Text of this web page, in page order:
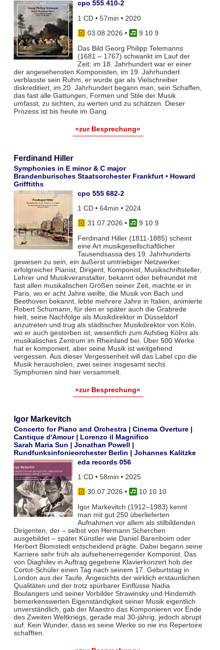
cpo 555 410-2
1 CD • 57min • 2020
03.08.2026 •
9 10 9
Das Bild Georg Philipp Telemanns
(1681 – 1767) schwankt im Lauf der
Zeit: im 18. Jahrhundert war er einer
der angesehensten Komponisten, im 19. Jahrhundert
verblasste sein Ruhm, er wurde gar als Vielschreiber
diskreditiert, im 20. Jahrhundert begann man, sein Schaffen,
das fast alle Gattungen, Formen und Stile der Musik
umfasst, zu sichten, zu werten und zu schätzen. Dieser
Prozess ist bis heute im Gang.
»zur Besprechung«
Ferdinand Hiller
Symphonies in E minor & C major
Brandenburisches Staatsorchester Frankfurt • Howard
Grifftiths
cpo 555 682-2
1 CD • 64min • 2024
31.07.2026 •
9 10 9
Ferdinand Hiller (1811-1885) scheint
eine Art musikgesellschaftlicher
Tausendsassa des 19. Jahrhunderts
gewesen zu sein, ein äußerst umtriebiger Netzwerker:
erfolgreicher Pianist, Dirigent, Komponist, Musikschriftsteller,
Lehrer und Musikveranstalter, bekannt oder befreundet mit
fast allen musikalischen Größen seiner Zeit, machte er in
Paris, wo er acht Jahre weilte, die Musik von Bach und
Beethoven bekannt, lebte mehrere Jahre in Italien, animierte
Robert Schumann, für den er später auch die Grabrede
hielt, seine Nachfolge als Musikdirektor in Düsseldorf
anzutreten und trug als städtischer Musikdirektor von Köln,
wo er auch gestorben ist, wesentlich zum Aufstieg Kölns als
musikalisches Zentrum im Rheinland bei. Über 500 Werke
hat er komponiert, aber seine Musik ist weitgehend
vergessen. Aus dieser Vergessenheit will das Label cpo die
Musik herausholen, zwei seiner insgesamt sechs
Symphonien sind hier versammelt.
»zur Besprechung«
Igor Markevitch
Concerto for Piano and Orchestra | Cinema Overture |
Cantique d'Amour | Lorenzo il Magnifico
Sarah Maria Sun | Jonathan Powell |
Rundfunksinfonieorchester Berlin | Johannes Kalitzke
eda records 056
1 CD • 58min • 2025
30.07.2026 •
10 10 10
Igor Markevitch (1912–1983) kennt
man mit gut 250 überlieferten
Aufnahmen vor allem als stilbildenden
Dirigenten, der – selbst von Hermann Scherchen
ausgebildet – später Künstler wie Daniel Barenboim oder
Herbert Blomstedt entscheidend prägte. Dabei begann seine
Karriere sehr früh als aufsehenerregender Komponist. Das
von Diaghilev in Auftrag gegebene Klavierkonzert hob der
Cortot-Schüler einen Tag nach seinem 17. Geburtstag in
London aus der Taufe. Angesichts der wirklich erstaunlichen
Qualitäten und der trotz spürbarer Einflüsse Nadia
Boulangers und seiner Vorbilder Strawinsky und Hindemith
bemerkenswerten Eigenständigkeit seiner Musik eigentlich
unverständlich, gab der Maestro das Komponieren vor Ende
des Zweiten Weltkriegs, gerade mal 30-jährig, jedoch abrupt
auf. Kein Wunder, dass es seine Werke so nie ins Repertoire
schafften.